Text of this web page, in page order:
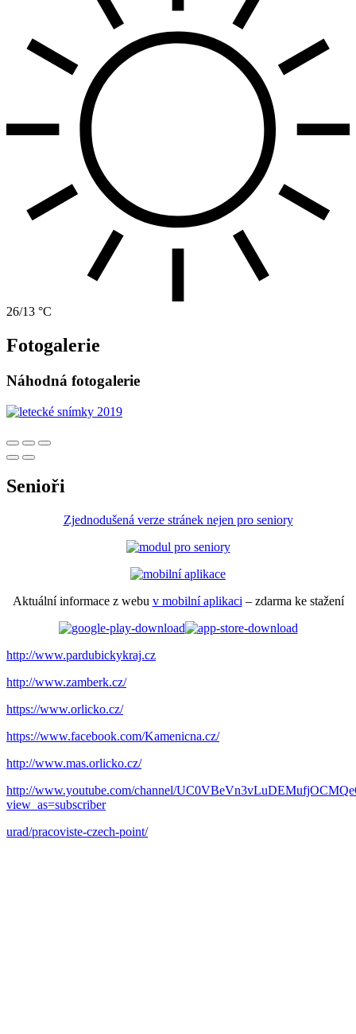
26/13 °C
Fotogalerie
Náhodná fotogalerie
Senioři
Zjednodušená verze stránek nejen pro seniory
Aktuální informace z webu v mobilní aplikaci – zdarma ke stažení
http://www.pardubickykraj.cz
http://www.zamberk.cz/
https://www.orlicko.cz/
https://www.facebook.com/Kamenicna.cz/
http://www.mas.orlicko.cz/
http://www.youtube.com/channel/
view_as=subscriber
urad/pracoviste-czech-point/